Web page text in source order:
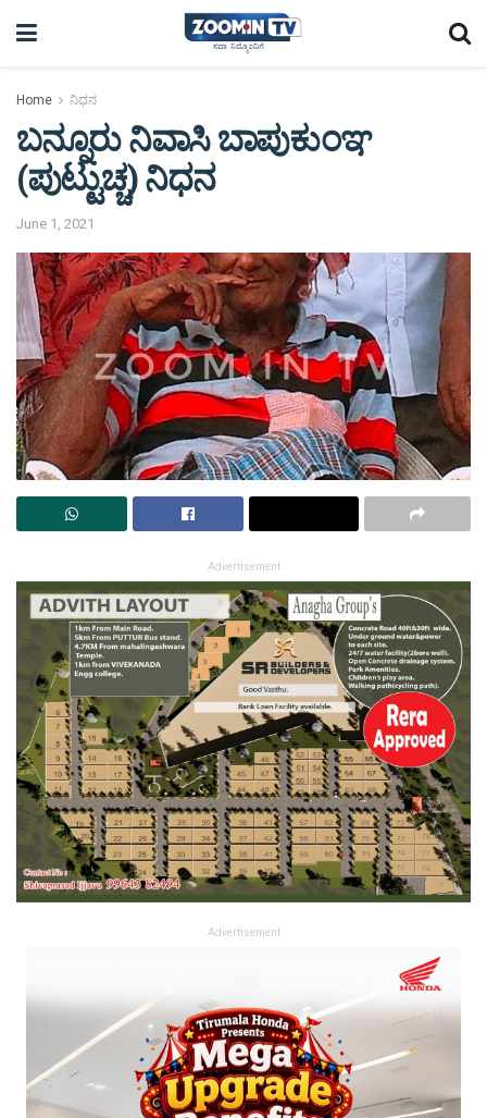
Home ನಿಧನ
ಬನ್ನೂರು ನಿವಾಸಿ ಬಾಪುಕುಂಞ
(ಪುಟ್ಟುಚ್ಚ) ನಿಧನ
June 1, 2021
Advertisement
Advertisement